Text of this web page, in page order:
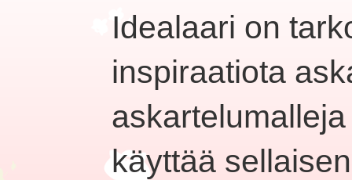
Idealaari on
inspiraatiota
käyttää